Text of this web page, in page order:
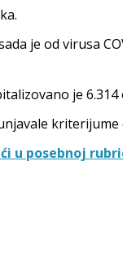
je od virusa
je 6.314
kriterijume
posebnoj